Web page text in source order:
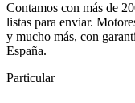
Contamos con más de
listas para enviar.
y mucho más, con
España.
Particular